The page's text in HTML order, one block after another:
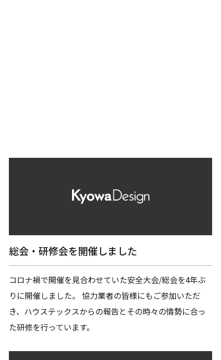
総会・研修会を開催しました
コロナ禍で開催を見合わせていた安全大会/総会を4年ぶ
りに開催しました。 協力業者の皆様にもご参加いただ
き、ハウステックスからの報告とその時々の情勢に合っ
た研修を行っています。